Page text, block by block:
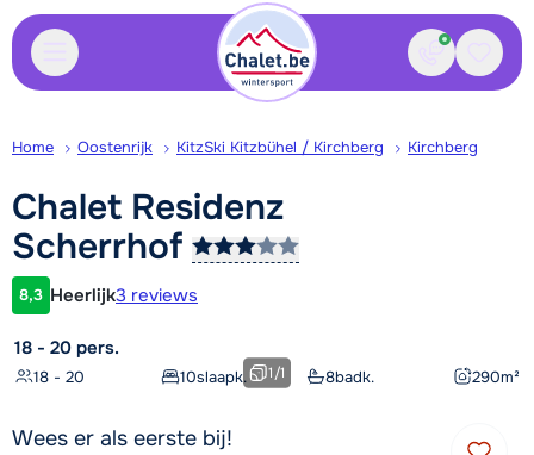
Contact
Home Oostenrijk KitzSki Kitzbühel / Kirchberg Kirchberg
Chalet Residenz
Scherrhof
Klantwaardering
8,3 Heerlijk3 reviews
18 - 20 pers.
18 - 20 10slaapk. 8badk. 290m²
1/1
Wees er als eerste bij!